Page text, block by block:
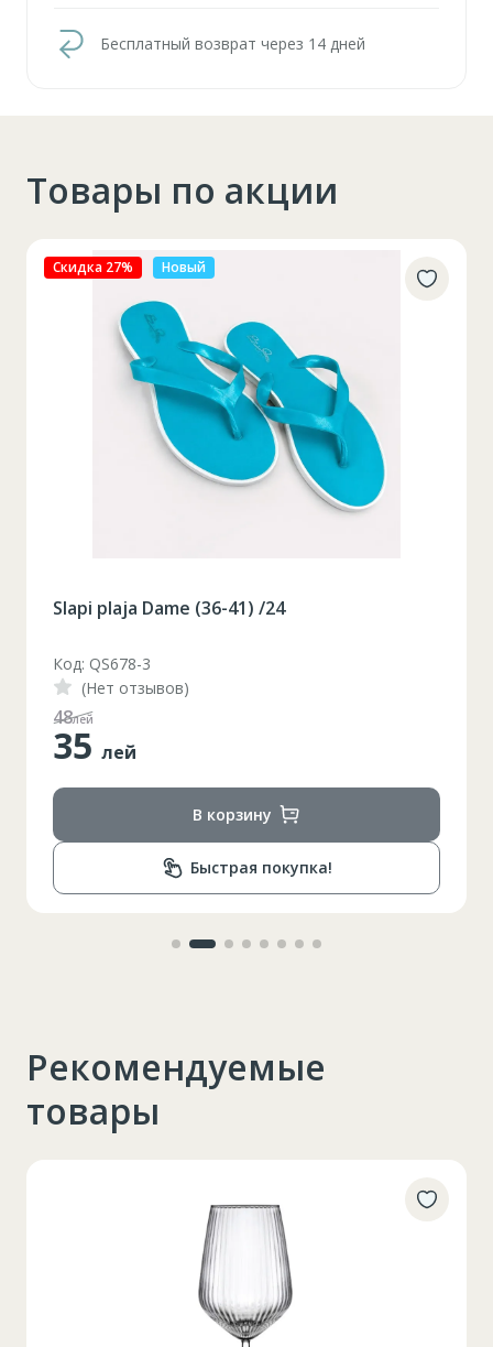
Бесплатный возврат через 14 дней
Товары по акции
Скидка 27% Новый
Slapi plaja Dame (36-41) /24
Код: QS678-3
(Нет отзывов)
48лей
35 лей
В корзину
Быстрая покупка!
Рекомендуемые
товары